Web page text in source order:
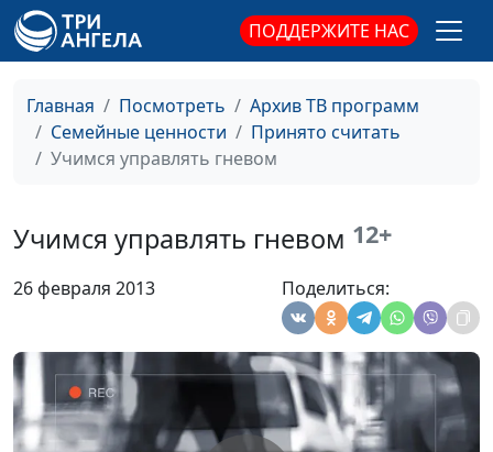
ПОДДЕРЖИТЕ НАС
Главная Посмотреть
Архив ТВ программ
Семейные ценности
Принято считать
Учимся управлять гневом
Учимся управлять гневом 12+
26 февраля 2013 Поделиться:
Мужские и женские
страхи
Юлия Синицына,
Людмила Верлан,
консультант
#252
Сексуальность
Юлия Синицына,
консультант
Как справляться со
Юлия Синицына,
Людмила Верлан,
психолог, семейный
консультант
Насилие в семье
Юлия Синицына,
Людмила Верлан,